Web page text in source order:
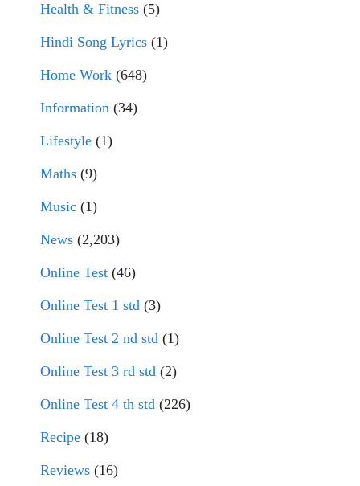
Health & Fitness (5)
Hindi Song Lyrics (1)
Home Work (648)
Information (34)
Lifestyle (1)
Maths (9)
Music (1)
News (2,203)
Online Test (46)
Online Test 1 std (3)
Online Test 2 nd std (1)
Online Test 3 rd std (2)
Online Test 4 th std (226)
Recipe (18)
Reviews (16)